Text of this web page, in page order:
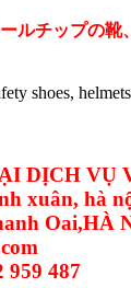
ルチップの
shoes,
DỊCH VỤ
xuân, hà
Oai,HÀ
959 487